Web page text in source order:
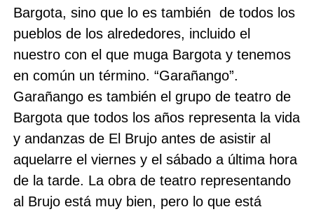
Bargota, sino que lo es también de todos los
pueblos de los alrededores, incluido el
nuestro con el que muga Bargota y tenemos
en común un término. “Garañango”.
Garañango es también el grupo de teatro de
Bargota que todos los años representa la vida
y andanzas de El Brujo antes de asistir al
aquelarre el viernes y el sábado a última hora
de la tarde. La obra de teatro representando
al Brujo está muy bien, pero lo que está